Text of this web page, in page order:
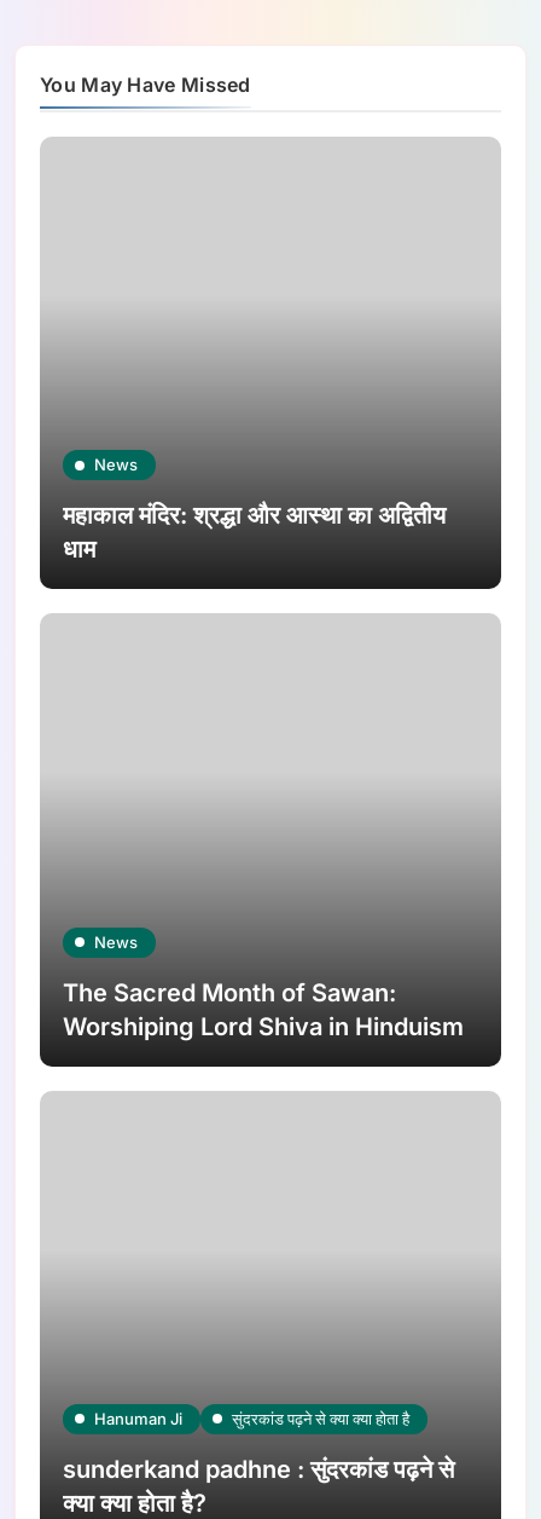
You May Have Missed
News
महाकाल मंदिर: श्रद्धा और आस्था का अद्वितीय
धाम
News
The Sacred Month of Sawan:
Worshiping Lord Shiva in Hinduism
Hanuman Ji सुंदरकांड पढ़ने से क्या क्या होता है
sunderkand padhne : सुंदरकांड पढ़ने से
क्या क्या होता है?